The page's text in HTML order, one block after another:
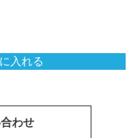
入れる
わせ